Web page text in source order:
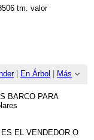
PARA DESGUACE
tm. valor
| En Árbol Más
BARCO PARA
EL VENDEDOR O